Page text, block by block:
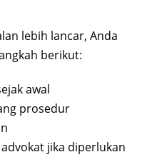
lebih lancar, Anda
berikut:
awal
prosedur
jika diperlukan